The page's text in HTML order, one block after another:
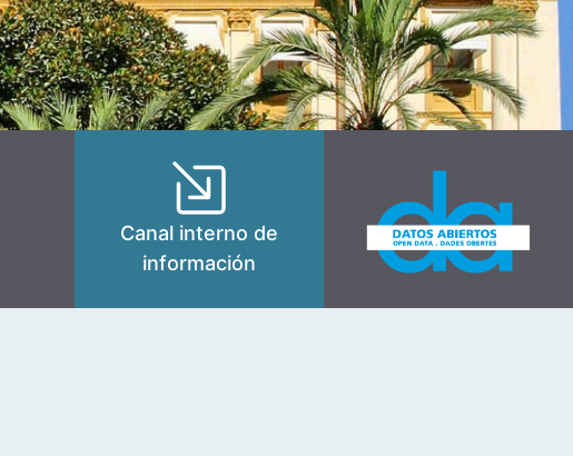
Canal interno de
información